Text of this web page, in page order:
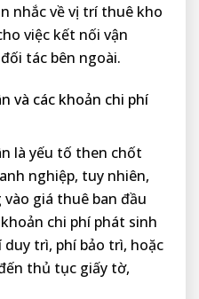
nhắc về vị trí thuê kho
việc kết nối vận
tác bên ngoài.
và các khoản chi phí
là yếu tố then chốt
nghiệp, tuy nhiên,
giá thuê ban đầu
chi phí phát sinh
trì, phí bảo trì, hoặc
thủ tục giấy tờ,